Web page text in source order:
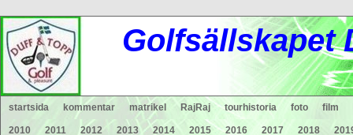
Golfsällskapet
startsida kommentar matrikel RajRaj tourhistoria foto film
2010 2011 2012 2013 2014 2015 2016 2017 2018